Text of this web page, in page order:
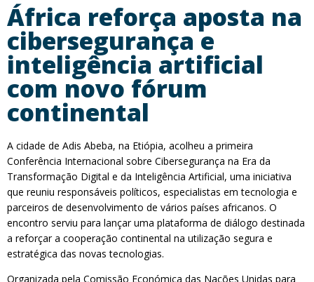
África reforça aposta na
cibersegurança e
inteligência artificial
com novo fórum
continental
A cidade de Adis Abeba, na Etiópia, acolheu a primeira
Conferência Internacional sobre Cibersegurança na Era da
Transformação Digital e da Inteligência Artificial, uma iniciativa
que reuniu responsáveis políticos, especialistas em tecnologia e
parceiros de desenvolvimento de vários países africanos. O
encontro serviu para lançar uma plataforma de diálogo destinada
a reforçar a cooperação continental na utilização segura e
estratégica das novas tecnologias.
Organizada pela Comissão Económica das Nações Unidas para